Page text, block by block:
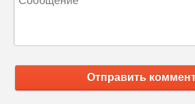
Отправить